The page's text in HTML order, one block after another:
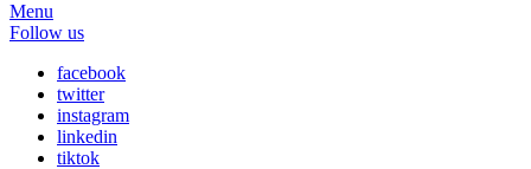
Menu
Follow us
facebook
twitter
instagram
linkedin
tiktok